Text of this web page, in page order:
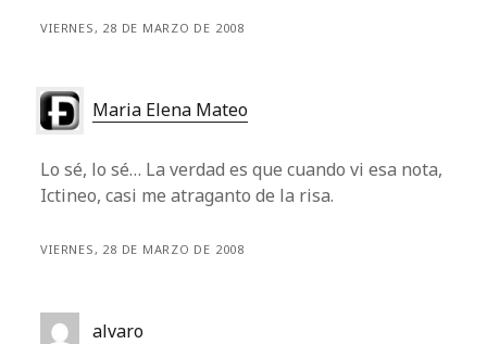
VIERNES, 28 DE MARZO DE 2008
Maria Elena Mateo
Lo sé, lo sé… La verdad es que cuando vi esa nota,
Ictineo, casi me atraganto de la risa.
VIERNES, 28 DE MARZO DE 2008
alvaro